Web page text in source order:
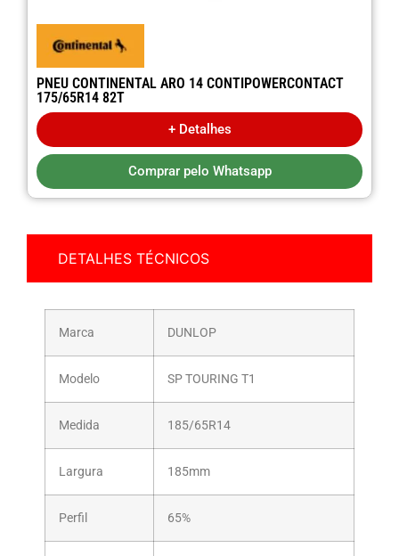
PNEU CONTINENTAL ARO 14 CONTIPOWERCONTACT
175/65R14 82T
+ Detalhes
Comprar pelo Whatsapp
DETALHES TÉCNICOS
Marca DUNLOP
Modelo SP TOURING T1
Medida 185/65R14
Largura 185mm
Perfil 65%